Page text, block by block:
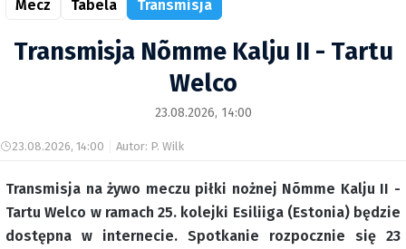
Mecz Tabela Transmisja
Transmisja Nõmme Kalju II - Tartu
Welco
23.08.2026, 14:00
23.08.2026, 14:00 Autor: P. Wilk
Transmisja na żywo meczu piłki nożnej Nõmme Kalju II -
Tartu Welco w ramach 25. kolejki Esiliiga (Estonia) będzie
dostępna w internecie. Spotkanie rozpocznie się 23